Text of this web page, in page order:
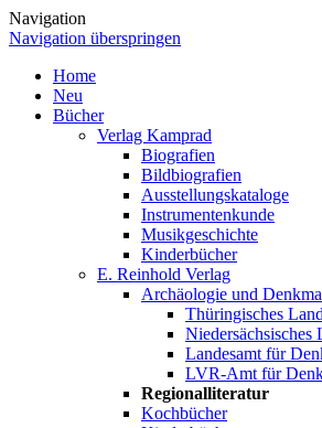
Navigation
Navigation überspringen
Home
Neu
Bücher
Verlag Kamprad
Biografien
Bildbiografien
Ausstellungskataloge
Instrumentenkunde
Musikgeschichte
Kinderbücher
E. Reinhold Verlag
Archäologie und
Thüringisches
Niedersächsisches
Landesamt für
LVR-Amt für
Regionalliteratur
Kochbücher